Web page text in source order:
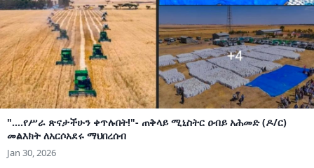
"....የሥራ ጽናታችሁን ቀጥሉበት!"- ጠቅላይ ሚኒስትር ዐብይ አሕመድ (ዶ/ር)
መልእክት ለአርሶአደሩ ማህበረሰብ
Jan 30, 2026